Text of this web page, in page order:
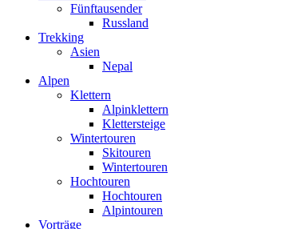
Fünftausender
Russland
Trekking
Asien
Nepal
Alpen
Klettern
Alpinklettern
Klettersteige
Wintertouren
Skitouren
Wintertouren
Hochtouren
Hochtouren
Alpintouren
Vorträge